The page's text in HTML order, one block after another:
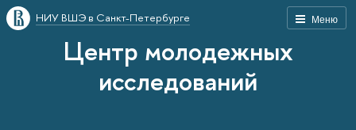
Меню
НИУ ВШЭ в Санкт-Петербурге
Центр молодежных
исследований